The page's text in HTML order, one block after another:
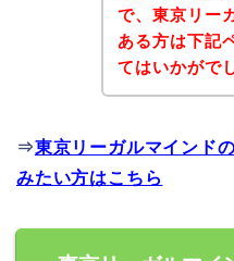
で、東京リー
ある方は下記
てはいかがで
⇒東京リーガルマインド
みたい方はこちら